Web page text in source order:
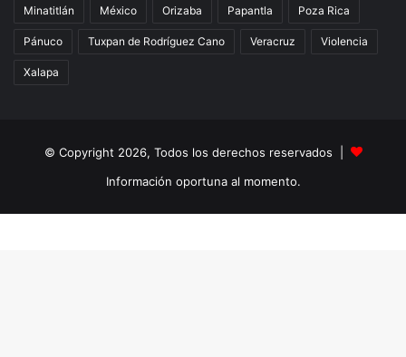
Minatitlán México Orizaba Papantla Poza Rica
Pánuco Tuxpan de Rodríguez Cano Veracruz Violencia
Xalapa
© Copyright 2026, Todos los derechos reservados |
Información oportuna al momento.